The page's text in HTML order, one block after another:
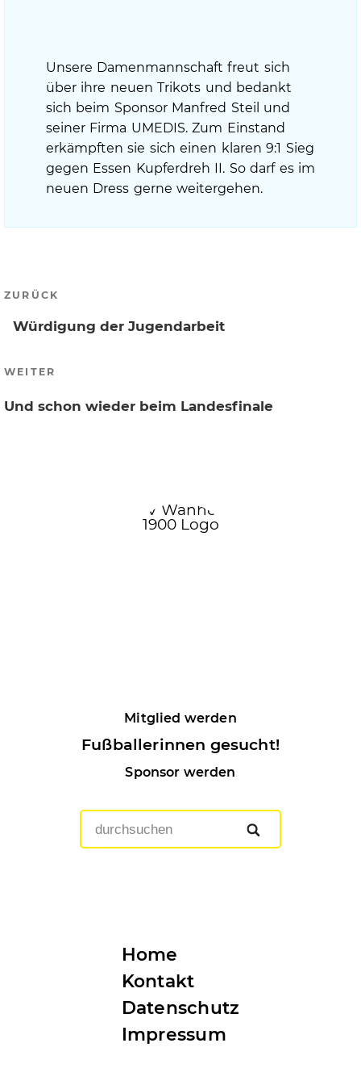
Unsere Damenmannschaft freut sich
über ihre neuen Trikots und bedankt
sich beim Sponsor Manfred Steil und
seiner Firma UMEDIS. Zum Einstand
erkämpften sie sich einen klaren 9:1 Sieg
gegen Essen Kupferdreh II. So darf es im
neuen Dress gerne weitergehen.
Beitragsnavigation
Vorheriger
ZURÜCK
Würdigung der Jugendarbeit
Nächster
WEITER
Und schon wieder beim Landesfinale
Mitglied werden
Fußballerinnen gesucht!
Sponsor werden
Home
Kontakt
Datenschutz
Impressum